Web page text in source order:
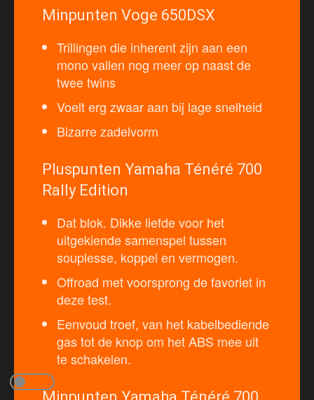
Minpunten Voge 650DSX
Trillingen die inherent zijn aan een
mono vallen nog meer op naast de
twee twins
Voelt erg zwaar aan bij lage snelheid
Bizarre zadelvorm
Pluspunten Yamaha Ténéré 700
Rally Edition
Dat blok. Dikke liefde voor het
uitgekiende samenspel tussen
souplesse, koppel en vermogen.
Offroad met voorsprong de favoriet in
deze test.
Eenvoud troef, van het kabelbediende
gas tot de knop om het ABS mee uit
te schakelen.